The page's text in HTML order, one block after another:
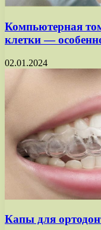
Компьютерная
клетки —
02.01.2024
Капы для